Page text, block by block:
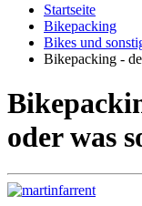
Startseite
Bikepacking
Bikes und
Bikepacking -
oder was